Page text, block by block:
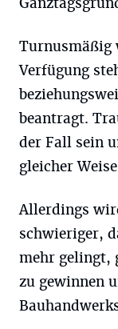
Turnusmäßig
Verfügung
beantragt.
der Fall sein
gleicher
Allerdings
schwieriger,
mehr gelingt,
zu gewinnen